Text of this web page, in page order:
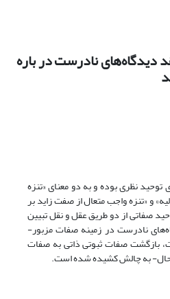
دیدگاه‌های نادرست در باره
نظری بوده و به دو معنای «تنزه
و «تنزه واجب متعال از صفت زاید بر
صفاتی از دو طریق عقل و نقل تبیین
نادرست در زمینه صفات مزبور-
بازگشت صفات ثبوتی ذاتی به صفات
به چالش کشیده شده است.